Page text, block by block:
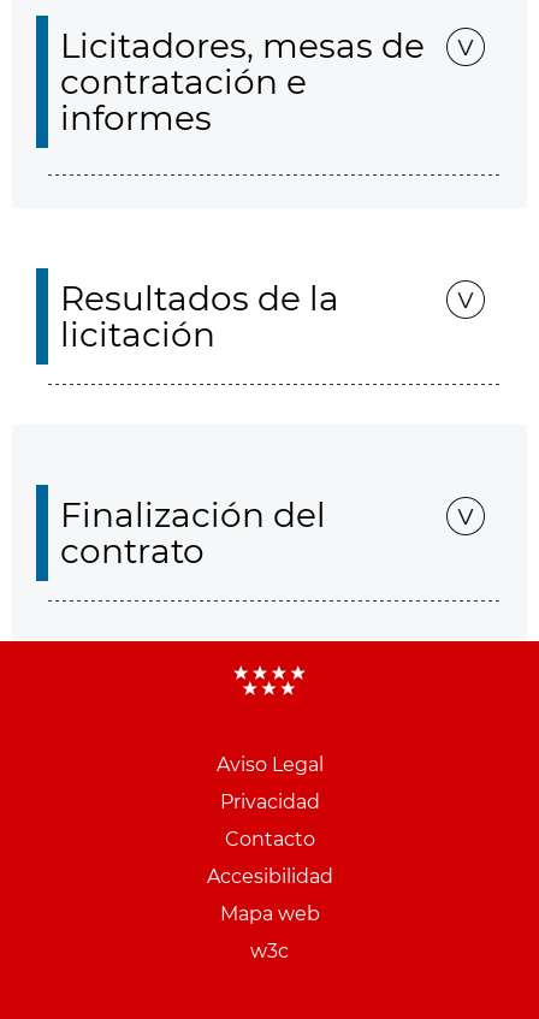
Licitadores, mesas de
contratación e
informes
Resultados de la
licitación
Finalización del
contrato
Aviso Legal
Privacidad
Contacto
Accesibilidad
Mapa web
w3c